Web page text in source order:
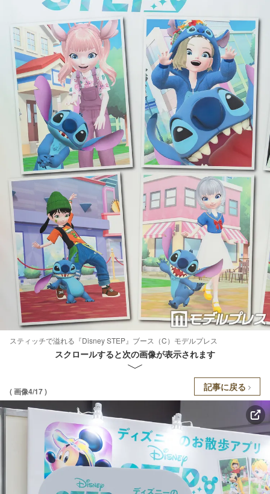
スティッチで溢れる『Disney STEP』ブース（C）モデルプレス
スクロールすると次の画像が表示されます
( 画像4/17 ) 記事に戻る